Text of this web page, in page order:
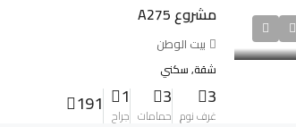
مشروع A275
بيت الوطن
شقة, سكني
3
غرف نوم
3
حمامات
1
جراح 191